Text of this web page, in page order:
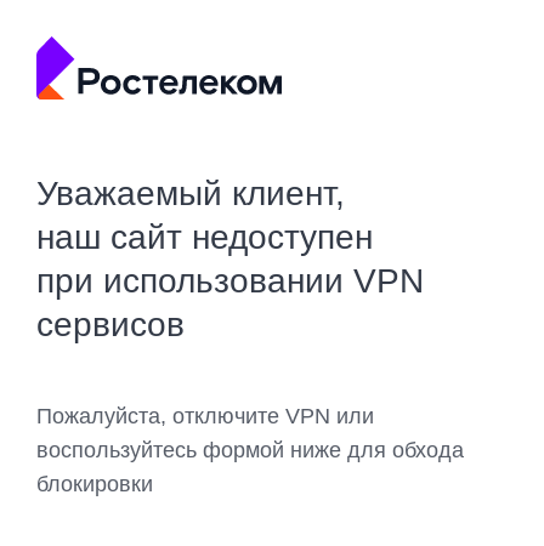
Уважаемый клиент,
наш сайт недоступен
при использовании VPN
сервисов
Пожалуйста, отключите VPN или
воспользуйтесь формой ниже для обхода
блокировки